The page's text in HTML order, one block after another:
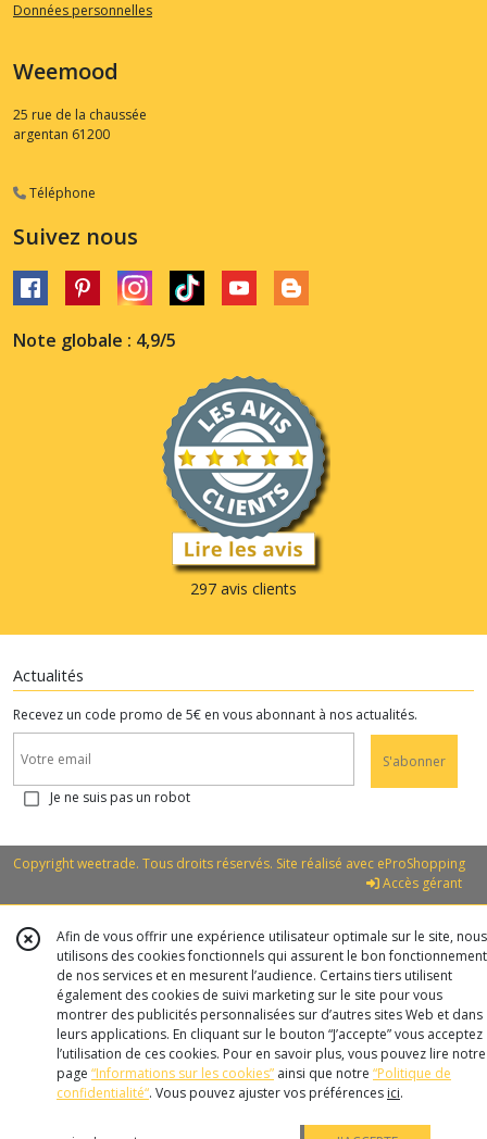
Données personnelles
Weemood
25 rue de la chaussée
argentan 61200
Téléphone
Suivez nous
Note globale : 4,9/5
297 avis clients
Actualités
Recevez un code promo de 5€ en vous abonnant à nos actualités.
S'abonner
Je ne suis pas un robot
Copyright weetrade. Tous droits réservés. Site réalisé avec eProShopping
Accès gérant
Afin de vous offrir une expérience utilisateur optimale sur le site, nous
utilisons des cookies fonctionnels qui assurent le bon fonctionnement
de nos services et en mesurent l’audience. Certains tiers utilisent
également des cookies de suivi marketing sur le site pour vous
montrer des publicités personnalisées sur d’autres sites Web et dans
leurs applications. En cliquant sur le bouton “J’accepte” vous acceptez
l’utilisation de ces cookies. Pour en savoir plus, vous pouvez lire notre
page “Informations sur les cookies” ainsi que notre “Politique de
confidentialité“. Vous pouvez ajuster vos préférences ici.